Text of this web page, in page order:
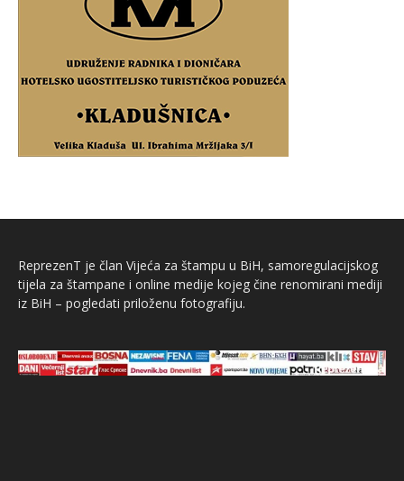
ReprezenT je član Vijeća za štampu u BiH, samoregulacijskog
tijela za štampane i online medije kojeg čine renomirani mediji
iz BiH – pogledati priloženu fotografiju.